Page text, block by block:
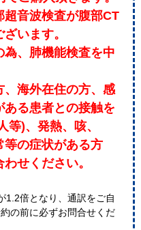
音波検査が腹部CT
います。
、肺機能検査を中
海外在住の方、感
る患者との接触を
等)、発熱、咳、
等の症状がある方
せください。
1.2倍となり、通訳をご自
の前に必ずお問合せくだ